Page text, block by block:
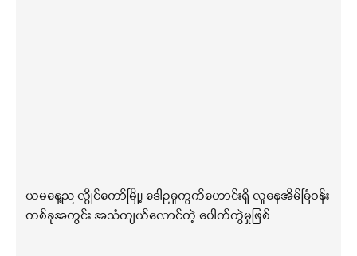
ယမနေ့ည လွိုင်ကော်မြို့၊ ဒေါဥခူကွက်ဟောင်းရှိ လူနေအိမ်ခြံဝန်း
တစ်ခုအတွင်း အသံကျယ်လောင်တဲ့ ပေါက်ကွဲမှုဖြစ်